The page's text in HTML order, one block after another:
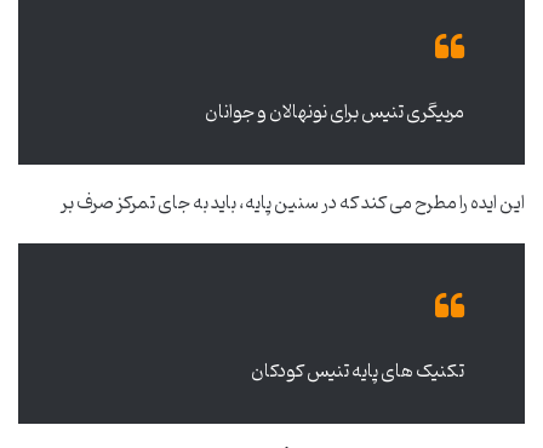
مربیگری تنیس برای نونهالان و جوانان
این ایده را مطرح می کند که در سنین پایه، باید به جای تمرکز صرف بر
تکنیک های پایه تنیس کودکان